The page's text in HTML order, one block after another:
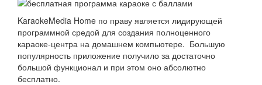
KaraokeMedia Home по праву является лидирующей
программной средой для создания полноценного
караоке-центра на домашнем компьютере. Большую
популярность приложение получило за достаточно
большой функционал и при этом оно абсолютно
бесплатно.